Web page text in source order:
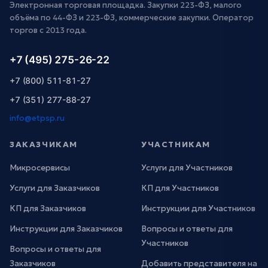
Электронная торговая площадка. Закупки 223-ФЗ, малого
объёма по 44-ФЗ и 223-ФЗ, коммерческие закупки. Оператор
торгов с 2013 года.
+7 (495) 275-26-22
+7 (800) 511-81-27
+7 (351) 277-88-27
info@etpsp.ru
ЗАКАЗЧИКАМ
Микросервисы
Услуги для Заказчиков
КП для Заказчиков
Инструкции для Заказчиков
Вопросы и ответы для
Заказчиков
УЧАСТНИКАМ
Услуги для Участников
КП для Участников
Инструкции для Участников
Вопросы и ответы для
Участников
Добавить представителя на